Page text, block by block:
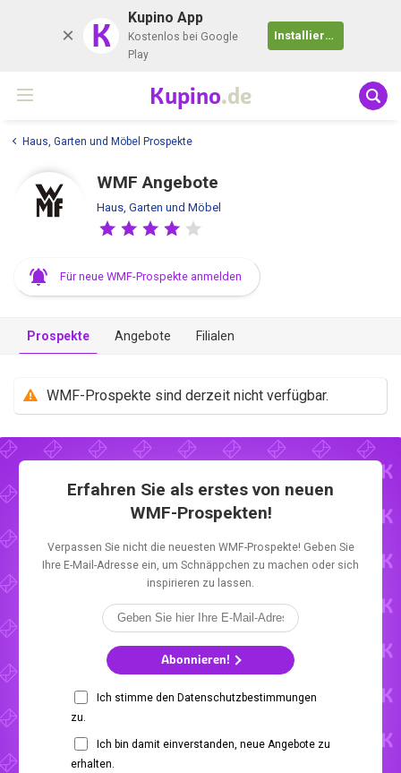
K Kupino App
Kostenlos bei Google
Play
Installieren
Kupino.de
Haus, Garten und Möbel Prospekte
WMF Angebote
Haus, Garten und Möbel
Für neue WMF-Prospekte anmelden
Prospekte Angebote Filialen
WMF-Prospekte sind derzeit nicht verfügbar.
Erfahren Sie als erstes von neuen
WMF-Prospekten!
Verpassen Sie nicht die neuesten WMF-Prospekte! Geben Sie
Ihre E-Mail-Adresse ein, um Schnäppchen zu machen oder sich
inspirieren zu lassen.
Abonnieren!
Ich stimme den Datenschutzbestimmungen
zu.
Ich bin damit einverstanden, neue Angebote zu
erhalten.